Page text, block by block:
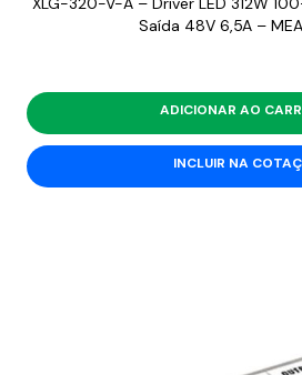
Saída 48V 6,5A –
ADICIONAR AO
INCLUIR NA